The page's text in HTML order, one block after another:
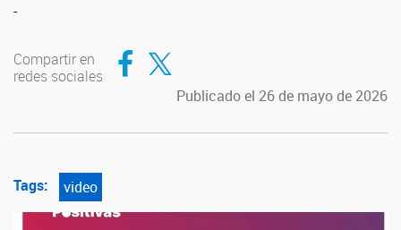
-
Compartir en
redes sociales
Compartir en Facebook
Compartir en Twitter
Publicado el 26 de mayo de 2026
Tags: video